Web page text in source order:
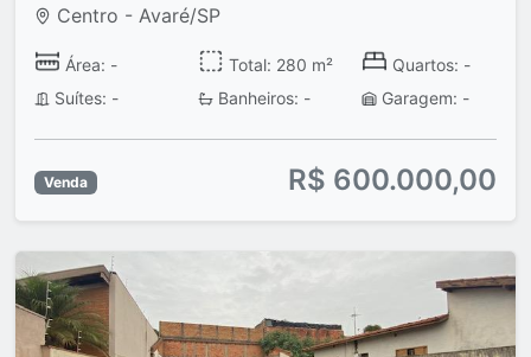
Centro - Avaré/SP
Área: - Total: 280 m²
Quartos: -
Suítes: -
Banheiros: - Garagem: -
Venda R$ 600.000,00